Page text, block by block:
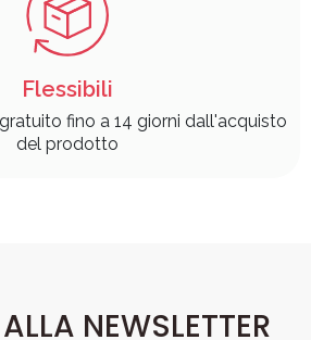
Flessibili
fino a 14 giorni dall'acquisto
del prodotto
NEWSLETTER